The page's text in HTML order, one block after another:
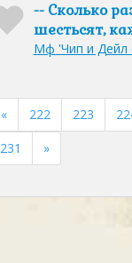
-- Сколько
шестьсят,
Мф 'Чип и Дейл
« 222 223
231
»